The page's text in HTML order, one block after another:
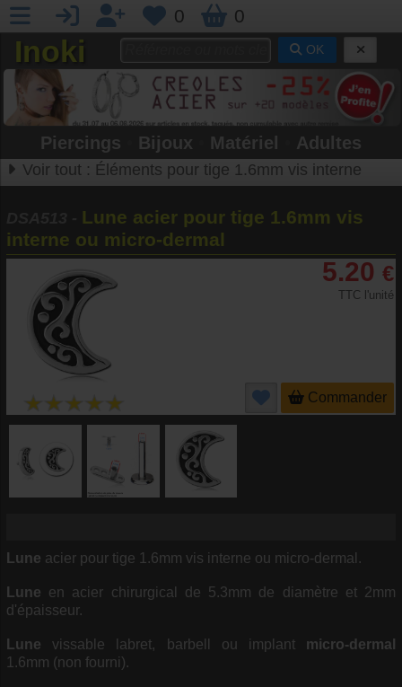
0 0
Inoki OK
Piercings Bijoux Matériel Adultes
Voir tout : Éléments pour tige 1.6mm vis interne
Lune acier pour tige 1.6mm vis
interne ou micro-dermal
5.20 €
TTC l'unité
Commander
Lune acier pour tige 1.6mm vis interne ou micro-dermal.
Lune en acier chirurgical de 5.3mm de diamètre et 2mm
d'épaisseur.
Lune vissable labret, barbell ou implant micro-dermal
1.6mm (non fourni).